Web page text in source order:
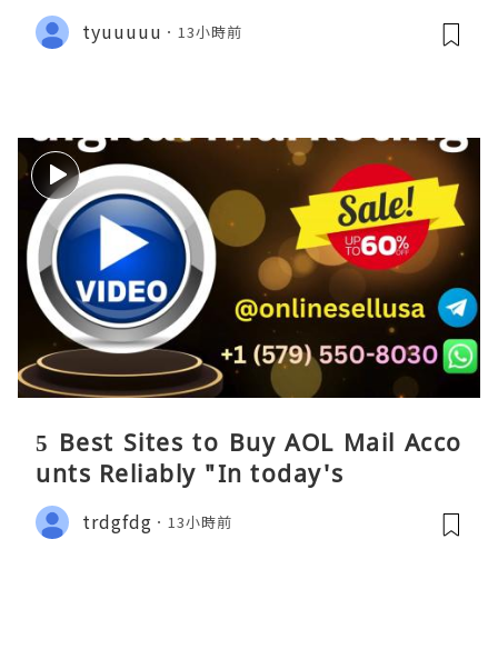
tyuuuuu 13小時前
5 Best Sites to Buy AOL Mail Acco
unts Reliably "In today's
trdgfdg 13小時前